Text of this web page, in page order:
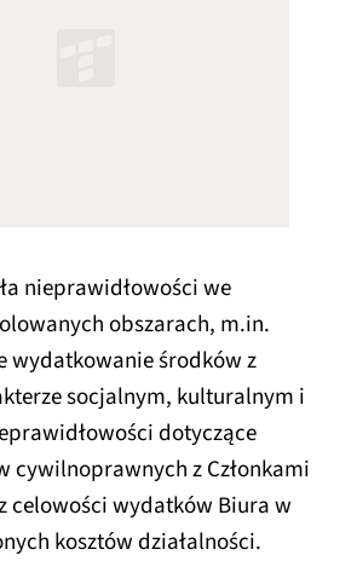
nieprawidłowości we
obszarach, m.in.
wydatkowanie środków z
socjalnym, kulturalnym i
dotyczące
cywilnoprawnych z Członkami
celowości wydatków Biura w
kosztów działalności.